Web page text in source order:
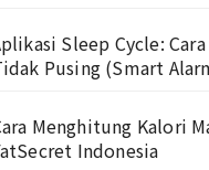
Sleep Cycle:
Pusing (Smart
Menghitung Kalori
Indonesia